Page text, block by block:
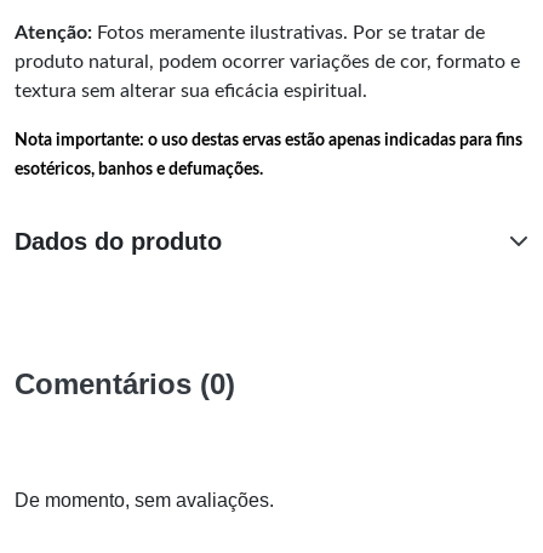
Atenção: Fotos meramente ilustrativas. Por se tratar de
produto natural, podem ocorrer variações de cor, formato e
textura sem alterar sua eficácia espiritual.
Nota importante: o uso destas ervas estão apenas indicadas para fins
esotéricos, banhos e defumações.
Dados do produto
Comentários (0)
De momento, sem avaliações.